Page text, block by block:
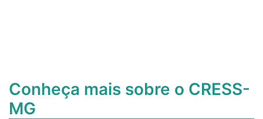
Conheça mais sobre o CRESS-
MG